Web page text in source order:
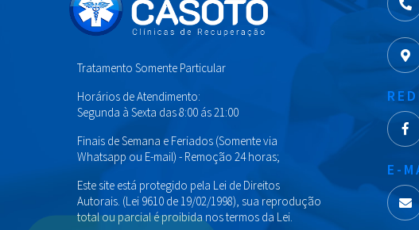
Tratamento Somente Particular
Horários de Atendimento:
Segunda à Sexta das 8:00 ás 21:00
Finais de Semana e Feriados (Somente via
Whatsapp ou E-mail) - Remoção 24 horas;
Este site está protegido pela Lei de Direitos
Autorais. (Lei 9610 de 19/02/1998), sua reprodução
total ou parcial é proibida nos termos da Lei.
E-